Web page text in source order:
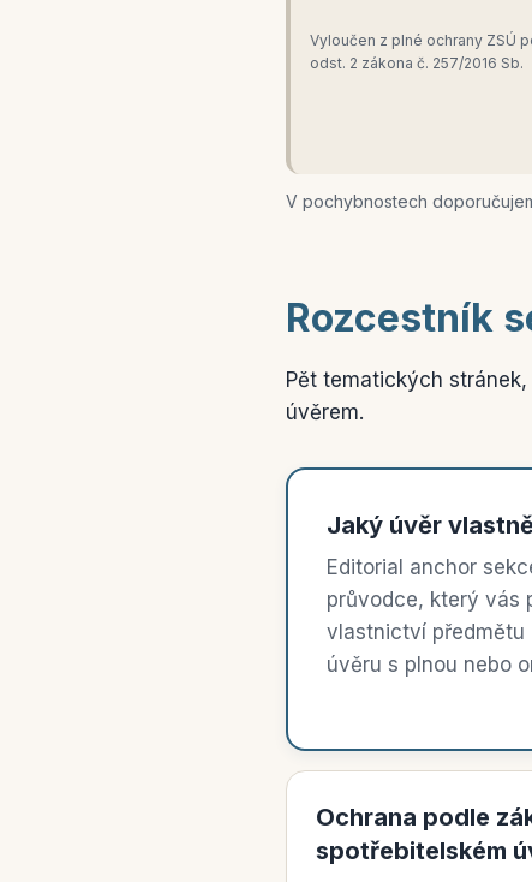
Vyloučen z plné ochrany ZSÚ
odst. 2 zákona č. 257/2016 Sb.
V pochybnostech
Rozcestník
Pět tematických
úvěrem.
Jaký úvěr
Editorial anchor
průvodce, který vás
vlastnictví předmětu
úvěru s plnou nebo
Ochrana podle
spotřebitelském